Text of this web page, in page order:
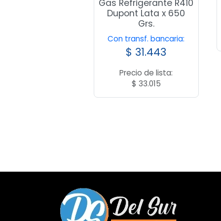
Gas Refrigerante R410
Dupont Lata x 650
Grs.
Con transf. bancaria:
$ 31.443
Precio de lista:
$ 33.015